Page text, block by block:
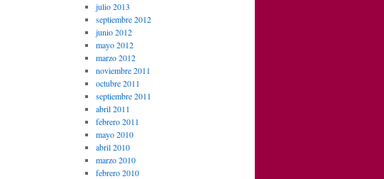
julio 2013
septiembre 2012
junio 2012
mayo 2012
marzo 2012
noviembre 2011
octubre 2011
septiembre 2011
abril 2011
febrero 2011
mayo 2010
abril 2010
marzo 2010
febrero 2010